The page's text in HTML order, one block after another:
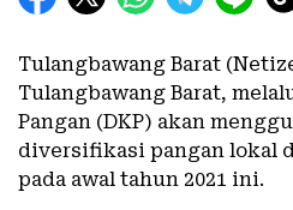
Tulangbawang Barat
Tulangbawang Barat,
Pangan (DKP) akan
diversifikasi pangan lokal
pada awal tahun 2021 ini.